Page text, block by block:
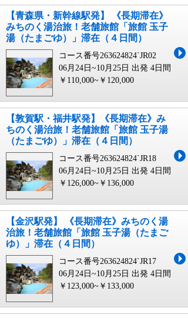
【青森県・新幹線駅発】 《長期滞在》
みちのく湯治旅！老舗旅館「旅館 玉子
湯（たまごゆ）」滞在（４日間）
コース番号263624824`JR02
06月24日~10月25日 出発 4日間
￥110,000~￥120,000
【敦賀駅・福井駅発】《長期滞在》み
ちのく湯治旅！老舗旅館「旅館 玉子湯
（たまごゆ）」滞在（４日間）
コース番号263624824`JR18
06月24日~10月25日 出発 4日間
￥126,000~￥136,000
【金沢駅発】 《長期滞在》みちのく湯
治旅！老舗旅館「旅館 玉子湯（たまご
ゆ）」滞在（４日間）
コース番号263624824`JR17
06月24日~10月25日 出発 4日間
￥123,000~￥133,000